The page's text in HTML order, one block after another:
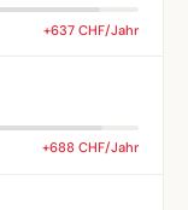
+637 CHF/Jahr
+688 CHF/Jahr